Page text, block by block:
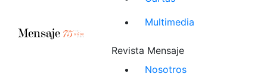
Multimedia
Revista Mensaje
Nosotros